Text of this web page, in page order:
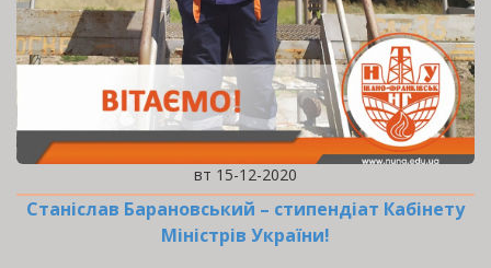
вт 15-12-2020
Станіслав Барановський – стипендіат Кабінету
Міністрів України!